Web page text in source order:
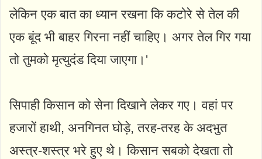
लेकिन एक बात का ध्यान रखना कि कटोरे से तेल की
एक बूंद भी बाहर गिरना नहीं चाहिए। अगर तेल गिर गया
तो तुमको मृत्युदंड दिया जाएगा।'
सिपाही किसान को सेना दिखाने लेकर गए। वहां पर
हजारों हाथी, अनगिनत घोड़े, तरह-तरह के अदभुत
अस्त्र-शस्त्र भरे हुए थे। किसान सबको देखता तो